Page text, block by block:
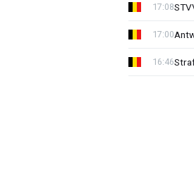
17:08
17:00
16:46